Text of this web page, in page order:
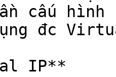
cấu hình
đc
IP**